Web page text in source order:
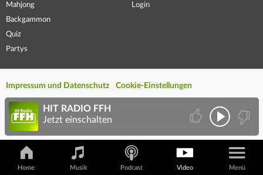
Mahjong
Backgammon
Quiz
Partys
Login
Impressum und Datenschutz Cookie-Einstellungen
Home Musik Podcast Video Menü
HIT RADIO FFH
Jetzt einschalten